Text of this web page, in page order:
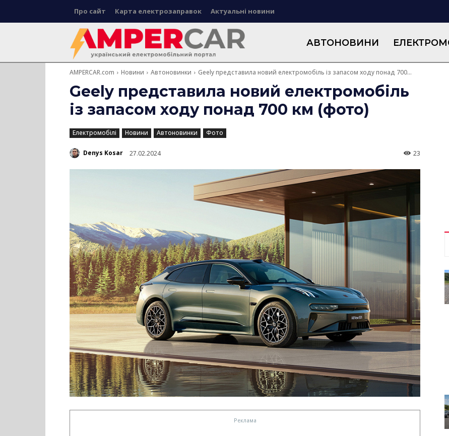
Про сайт Карта електрозаправок Актуальні новини
АВТОНОВИНИ
AMPERCAR.com Новини Автоновинки Geely представила новий електромобіль із запасом ходу понад 700...
Geely представила новий електромобіль
із запасом ходу понад 700 км (фото)
Електромобілі Новини Автоновинки Фото
Denys Kosar 27.02.2024 23